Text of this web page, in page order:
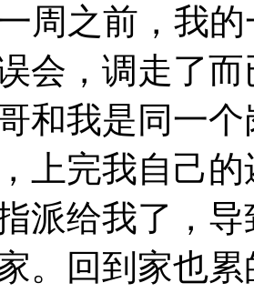
周之前，我的
，调走了而
和我是同一
上完我自己
派给我了，
。回到家也